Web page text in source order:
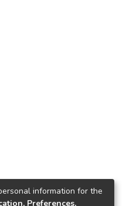
information for the
Preferences,